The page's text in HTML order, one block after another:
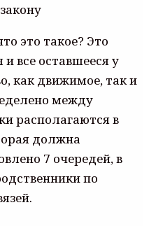
это такое? Это
все оставшееся у
как движимое, так и
между
располагаются в
должна
7 очередей, в
по